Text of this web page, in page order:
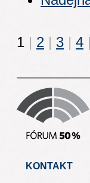
1 | 2 | 3 | 4 |
KONTAKT